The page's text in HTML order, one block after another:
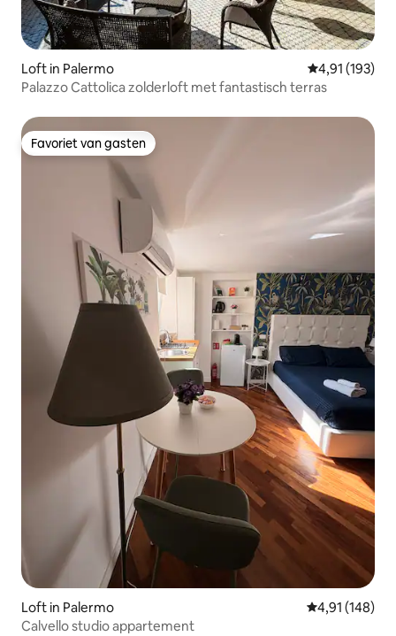
Loft in Palermo Gemiddelde
4,91 (193)
Palazzo Cattolica zolderloft met fantastisch terras
Favoriet van gasten
Favoriet van gasten
Loft in Palermo Gemiddelde
4,91 (148)
Calvello studio appartement